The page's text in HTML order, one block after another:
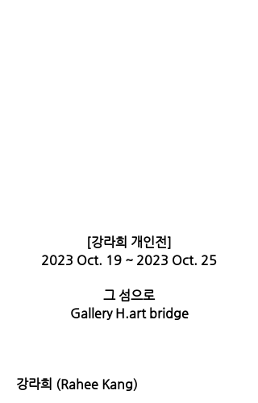
​[강라희 개인전]
2023 Oct. 19 ~ 2023 Oct. 25
그 섬으로
​Gallery H.art bridge
강라희 (Rahee Kang)